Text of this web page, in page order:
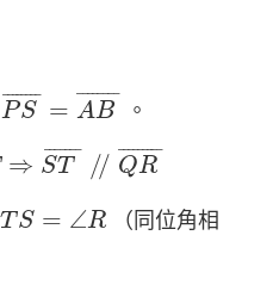
¯¯¯¯¯¯¯¯
PS = ¯¯¯¯¯¯¯¯
AB
PS¯ AB¯
。
⇒ ¯¯¯¯¯¯¯
ST // ¯¯¯¯¯¯¯¯¯
QR
ST¯/ R¯
T S = ∠R
TS R （同位角相